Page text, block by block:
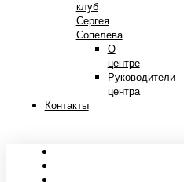
клуб
Сергея
Сопелева
О
центре
Руководители
центра
Контакты